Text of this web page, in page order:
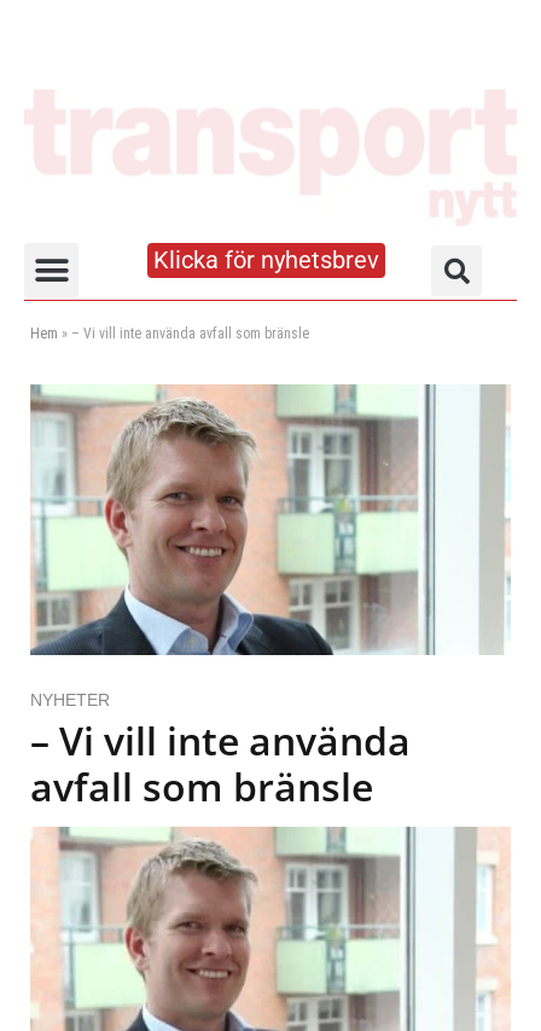
Klicka för nyhetsbrev
Hem » – Vi vill inte använda avfall som bränsle
NYHETER
– Vi vill inte använda
avfall som bränsle